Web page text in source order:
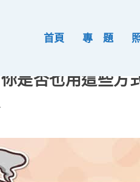
首頁 專 題
是否也用這些方